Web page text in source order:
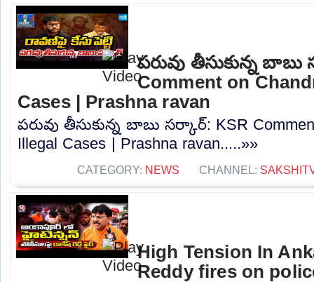
పరువు తీసుకున్న బాబు
Comment on
Cases | Prashna ravan
పరువు తీసుకున్న బాబు సర్కార్: KSR
Illegal Cases | Prashna ravan.....»»
CATEGORY: NEWS CHANNEL:
High Tension In
Reddy fires on